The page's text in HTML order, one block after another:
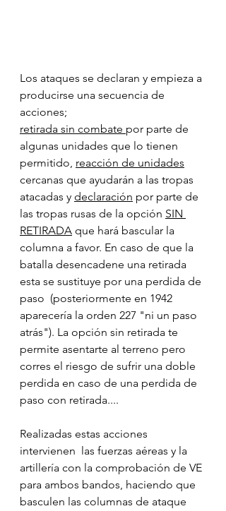
Los ataques se declaran y empieza a
producirse una secuencia de
acciones;
retirada sin combate por parte de
algunas unidades que lo tienen
permitido, reacción de unidades
cercanas que ayudarán a las tropas
atacadas y declaración por parte de
las tropas rusas de la opción SIN
RETIRADA que hará bascular la
columna a favor. En caso de que la
batalla desencadene una retirada
esta se sustituye por una perdida de
paso  (posteriormente en 1942
aparecería la orden 227 "ni un paso
atrás"). La opción sin retirada te
permite asentarte al terreno pero
corres el riesgo de sufrir una doble
perdida en caso de una perdida de
paso con retirada....
Realizadas estas acciones
intervienen  las fuerzas aéreas y la
artillería con la comprobación de VE
para ambos bandos, haciendo que
basculen las columnas de ataque